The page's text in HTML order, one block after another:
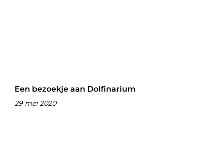
Een bezoekje aan Dolfinarium
29 mei 2020